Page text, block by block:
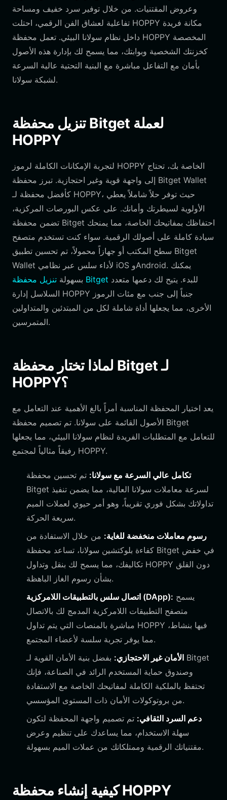
وعروض المقتنيات. من خلال توفير سرد خفيف ومساحة
تفاعلية لعشاق الفن الرقمي، احتلت HOPPY مكانة فريدة
داخل نظام سولانا البيئي. تعمل محفظة HOPPY المخصصة
كخزنتك الشخصية وبوابتك، مما يسمح لك بإدارة هذه الأصول
بأمان مع التفاعل مباشرة مع البنية التحتية عالية السرعة
لشبكة سولانا.
تنزيل محفظة Bitget لعملة
HOPPY
لتجربة الإمكانات الكاملة لرموز HOPPY الخاصة بك، تحتاج
إلى واجهة قوية وغير احتجازية. تبرز محفظة Bitget Wallet
كأفضل محفظة لـ HOPPY، حيث توفر حلاً شاملاً يعطي
الأولوية لسيطرتك وأمانك. على عكس البورصات المركزية،
تضمن محفظة Bitget احتفاظك بمفاتيحك الخاصة، مما يمنحك
سيادة كاملة على أصولك الرقمية. سواء كنت تستخدم متصفح
سطح المكتب أو جهازاً محمولاً، تم تحسين تطبيق Bitget
Wallet لأداء سلس عبر نظامي iOS وAndroid. يمكنك
بسهولة تنزيل محفظة Bitget
السلاسل إدارة HOPPY جنباً إلى جنب مع مئات الرموز
الأخرى، مما يجعلها أداة شاملة لكل من المبتدئين والمتداولين
المتمرسين.
لماذا تختار محفظة Bitget لـ
HOPPY؟
يعد اختيار المحفظة المناسبة أمراً بالغ الأهمية عند التعامل مع
الأصول القائمة على سولانا. تم تصميم محفظة Bitget
للتعامل مع المتطلبات الفريدة لنظام سولانا البيئي، مما يجعلها
رفيقاً مثالياً لمجتمع HOPPY.
تكامل عالي السرعة مع سولانا: تم تحسين محفظة
Bitget لسرعة معاملات سولانا العالية، مما يضمن تنفيذ
تداولاتك بشكل فوري تقريباً، وهو أمر حيوي لعملات الميم
سريعة الحركة.
رسوم معاملات منخفضة للغاية: من خلال الاستفادة من
كفاءة بلوكتشين سولانا، تساعد محفظة Bitget في خفض
تكاليفك، مما يسمح لك بنقل وتداول HOPPY دون القلق
بشأن رسوم الغاز الباهظة.
اتصال سلس بالتطبيقات اللامركزية (DApp):
متصفح التطبيقات اللامركزية المدمج لك بالاتصال
مباشرة بالمنصات التي يتم تداول HOPPY فيها بنشاط،
مما يوفر تجربة سلسة لأعضاء المجتمع.
الأمان غير الاحتجازي: بفضل بنية الأمان القوية لـ Bitget
وصندوق حماية المستخدم الرائد في الصناعة، فإنك
تحتفظ بالملكية الكاملة لمفاتيحك الخاصة مع الاستفادة
من بروتوكولات الأمان ذات المستوى المؤسسي.
دعم السرد الثقافي: تم تصميم واجهة المحفظة لتكون
سهلة الاستخدام، مما يساعدك على تنظيم وعرض
مقتنياتك الرقمية وممتلكاتك من عملات الميم بسهولة.
كيفية إنشاء محفظة HOPPY